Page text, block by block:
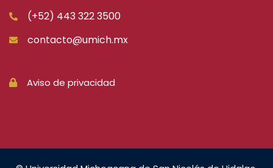
(+52) 443 322 3500
contacto@umich.mx
Aviso de privacidad